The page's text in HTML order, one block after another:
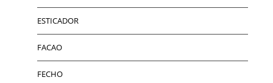
ESTICADOR
FACAO
FECHO